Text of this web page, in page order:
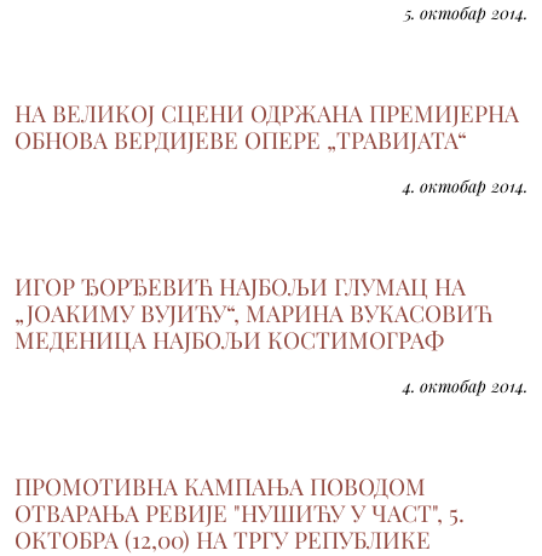
5. октобар 2014.
НА ВЕЛИКОЈ СЦЕНИ ОДРЖАНА ПРЕМИЈЕРНА
ОБНОВА ВЕРДИЈЕВЕ ОПЕРЕ „ТРАВИЈАТА“
4. октобар 2014.
ИГОР ЂОРЂЕВИЋ НАЈБОЉИ ГЛУМАЦ НА
„ЈОАКИМУ ВУЈИЋУ“, МАРИНА ВУКАСОВИЋ
МЕДЕНИЦА НАЈБОЉИ КОСТИМОГРАФ
4. октобар 2014.
ПРОМОТИВНА КАМПАЊА ПОВОДОМ
ОТВАРАЊА РЕВИЈЕ "НУШИЋУ У ЧАСТ", 5.
ОКТОБРА (12,00) НА ТРГУ РЕПУБЛИКЕ